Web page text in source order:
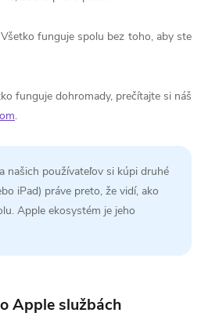
funguje spolu bez toho, aby ste
funguje dohromady, prečítajte si náš
.
našich používateľov si kúpi druhé
iPad) práve preto, že vidí, ako
Apple ekosystém je jeho
Apple službách